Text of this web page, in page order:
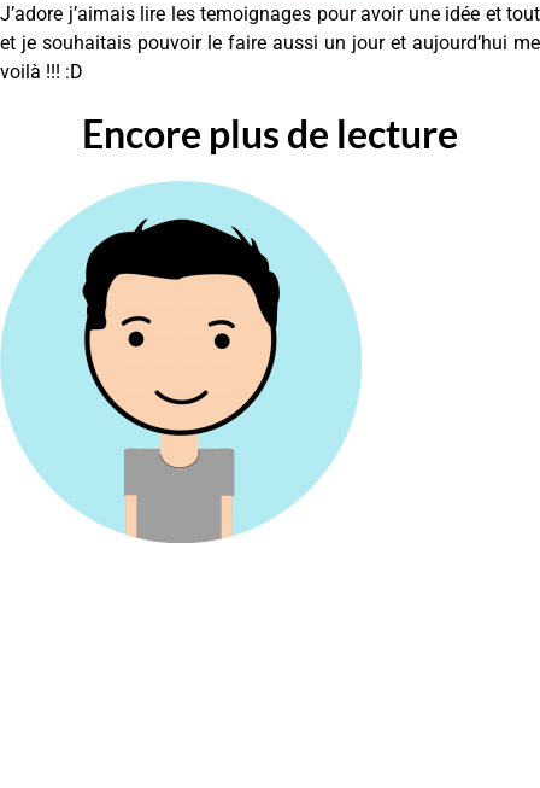
J’adore j’aimais lire les temoignages pour avoir une idée et tout
et je souhaitais pouvoir le faire aussi un jour et aujourd’hui me
voilà !!! :D
Encore plus de lecture